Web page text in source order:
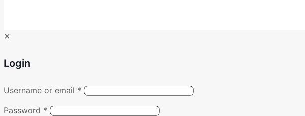
✕
Login
Username or email *
Password *